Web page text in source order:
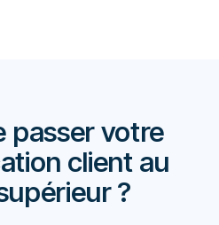
passer votre
client au
?